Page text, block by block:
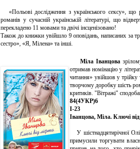
«Польові дослідження з українського сексу»,
романів у сучасній українській літературі, що
перекладено 11 мовами та двічі інсценізовано!
Також до книжки увійшло 9 оповідань, написаних за
сестро», «Я, Мілена» та інші.
Міла Іванцова
отримав номінацію у
читання» увійшов у
творчому доробку шість
критиків. "Вітражі"
84(4УКР)6
І-23
Іванцова, Міла. Ключі
У шістнадцятирічної
примусили торгувати